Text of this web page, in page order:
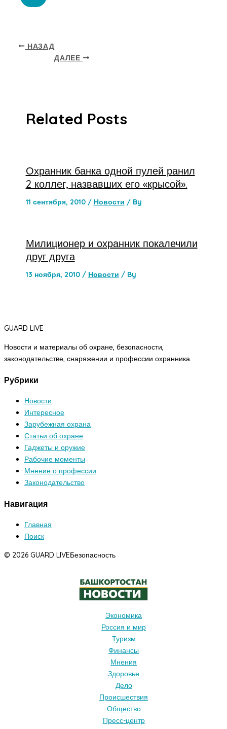
НАЗАД
ДАЛЕЕ
Related Posts
Охранник банка одной пулей ранил
2 коллег, назвавших его «крысой».
11 сентября, 2010 / Новости / By
Милиционер и охранник покалечили
друг друга
13 ноября, 2010 / Новости / By
GUARD LIVE
Новости и материалы об охране, безопасности,
законодательстве, снаряжении и профессии охранника.
Рубрики
Новости
Интересное
Зарубежная охрана
Статьи об охране
Гаджеты и оружие
Рабочие моменты
Мнение о профессии
Законодательство
Навигация
Главная
Поиск
© 2026 GUARD LIVEБезопасность
Экономика
Россия и мир
Туризм
Финансы
Мнения
Здоровье
Дело
Происшествия
Общество
Пресс-центр